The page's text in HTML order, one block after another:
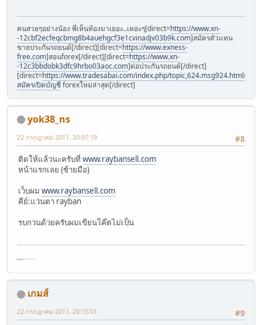
คนสวยๆอย่างน้อง พี่เห็นท้องมาเยอะ..เหอะๆ[direct=https://www.xn-
-12cbf2ecfeqcbmg8b4auehgcf3e1cvinadjv03b9k.com]สมัครตัวแทน
ขายประกันรถยนต์[/direct][direct=https://www.exness-
free.com]สอนforex[/direct][direct=https://www.xn-
-12c3bbdobk3dfc9hrbo03aoc.com]ต่อประกันรถยนต์[/direct]
[direct=https://www.tradesabai.com/index.php/
สมัครเปิดบัญชีforexใหม่ล่าสุด[/direct]
yok38_ns
#8
22 กรกฎาคม 2011, 20:07:19
ติดให้แล้วนะครับที่ www.raybansell.com
หน้าแรกเลย (ซ้ายมือ)
เว็บผม www.raybansell.com
คีย์:แว่นตา rayban
รบกวนด้วยครับผมเขียนโค๊ตไม่เป็น
เกมส์
#9
22 กรกฎาคม 2011, 20:15:01